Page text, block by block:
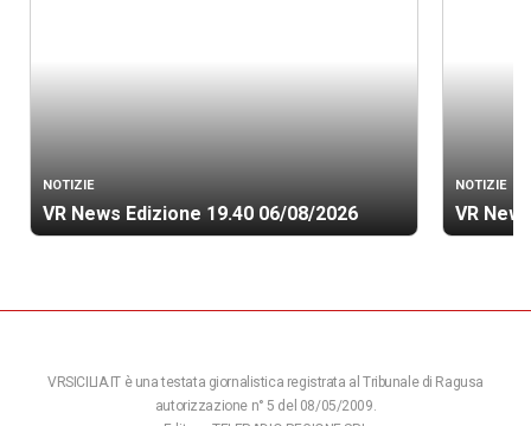
NOTIZIE
VR News Edizione 19.40 06/08/2026
NOTIZIE
VR
VRSICILIA.IT è una testata giornalistica registrata al Tribunale di Ragusa
autorizzazione n° 5 del 08/05/2009.